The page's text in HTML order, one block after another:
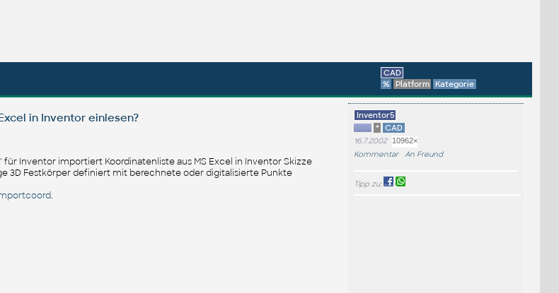
CAD
%
Platform Kategorie
in Inventor einlesen?
Inventor importiert Koordinatenliste aus MS Excel in Inventor Skizze
3D Festkörper definiert mit berechnete oder digitalisierte Punkte
.
Inventor5
*
CAD
16.7.2002 10962×
Kommentar An Freund
Tipp zu: